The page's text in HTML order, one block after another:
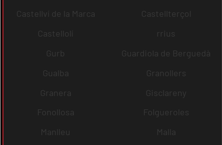
Castellví de la Marca
Castellterçol
Castellolí
rrius
Gurb
Guardiola de Berguedà
Gualba
Granollers
Granera
Gisclareny
Fonollosa
Folgueroles
Manlleu
Malla